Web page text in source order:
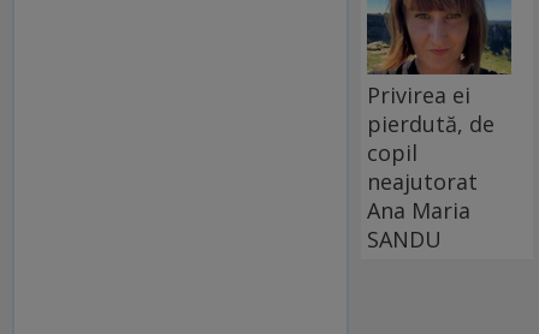
Privirea ei
pierdută, de
copil
neajutorat
Ana Maria
SANDU